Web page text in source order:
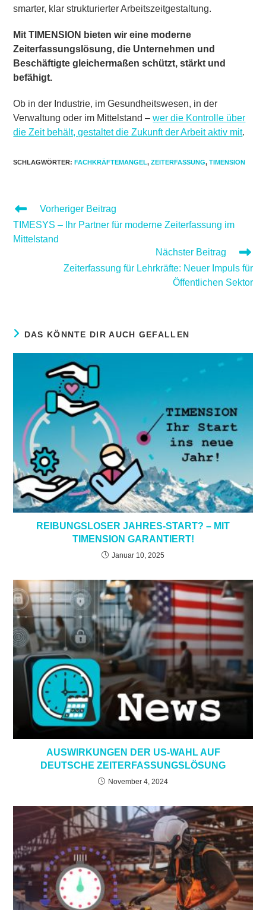
smarter, klar strukturierter Arbeitszeitgestaltung.
Mit TIMENSION bieten wir eine moderne
Zeiterfassungslösung, die Unternehmen und
Beschäftigte gleichermaßen schützt, stärkt und
befähigt.
Ob in der Industrie, im Gesundheitswesen, in der
Verwaltung oder im Mittelstand –wer die Kontrolle über
die Zeit behält, gestaltet die Zukunft der Arbeit aktiv mit.
SCHLAGWÖRTER:FACHKRÄFTEMANGEL, ZEITERFASSUNG, TIMENSION
WEITERE
ARTIKEL
ANSEHEN
Vorheriger Beitrag
TIMESYS – Ihr Partner für moderne Zeiterfassung im
Mittelstand
Nächster Beitrag
Zeiterfassung für Lehrkräfte: Neuer Impuls für
Öffentlichen Sektor
DAS KÖNNTE DIR AUCH GEFALLEN
REIBUNGSLOSER JAHRES-START? – MIT
TIMENSION GARANTIERT!
Januar 10, 2025
AUSWIRKUNGEN DER US-WAHL AUF
DEUTSCHE ZEITERFASSUNGSLÖSUNG
November 4, 2024